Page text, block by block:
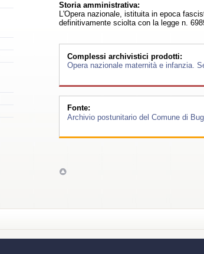
Storia amministrativa:
L'Opera nazionale, istituita in epoca
definitivamente sciolta con la legge n.
Complessi archivistici prodotti:
Opera nazionale maternità e infanzia.
Fonte:
Archivio postunitario del Comune di